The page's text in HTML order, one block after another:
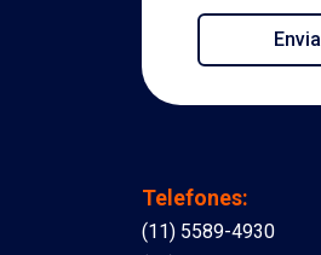
Telefones:
(11) 5589-4930